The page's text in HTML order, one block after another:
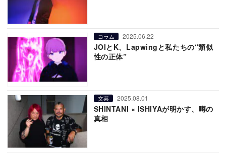
コラム 2025.06.22
JOIとK、Lapwingと私たちの“類似
性の正体”
文芸 2025.08.01
SHINTANI × ISHIYAが明かす、噂の
真相